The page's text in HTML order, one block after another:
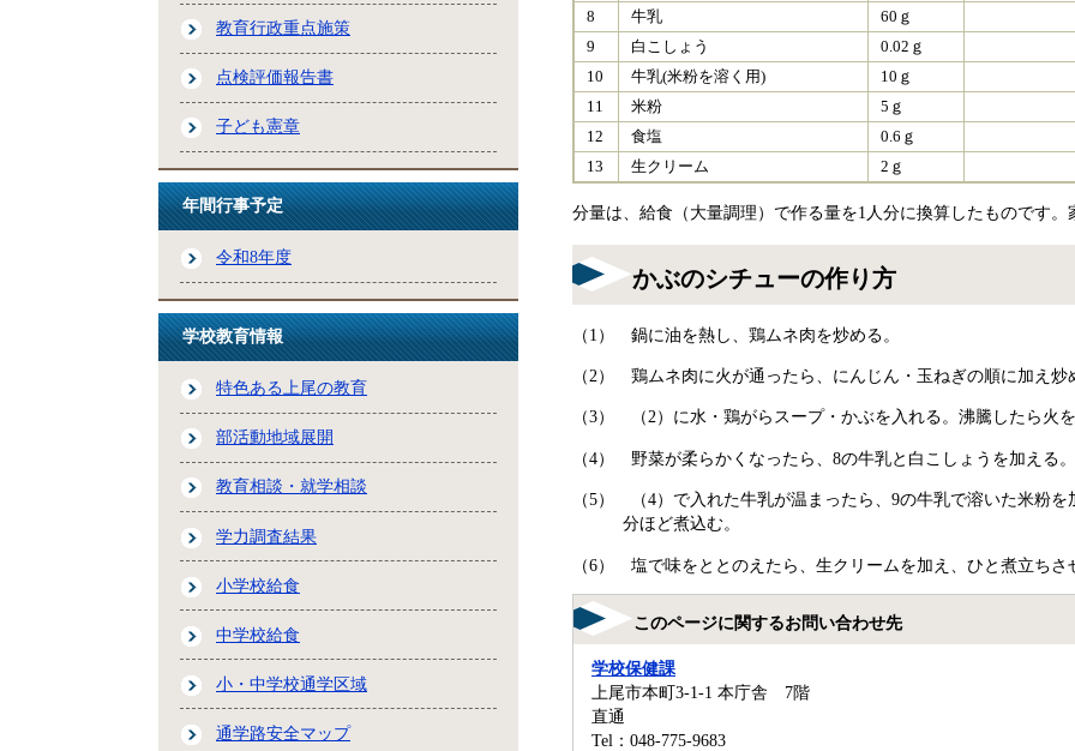
教育行政重点施策
点検評価報告書
子ども憲章
年間行事予定
令和8年度
学校教育情報
特色ある上尾の教育
部活動地域展開
教育相談・就学相談
学力調査結果
小学校給食
中学校給食
小・中学校通学区域
通学路安全マップ
8
牛乳
60ｇ
9
白こしょう
0.02ｇ
10
牛乳(米粉を溶く用)
10ｇ
11
米粉
5ｇ
12
食塩
0.6ｇ
13
生クリーム 2ｇ
分量は、給食（大量調理）で作る量を1人分に換算したものです。
かぶのシチューの作り方
（1） 鍋に油を熱し、鶏ムネ肉を炒める。
（2） 鶏ムネ肉に火が通ったら、にんじん・玉ねぎの順に加え炒
（3） （2）に水・鶏がらスープ・かぶを入れる。沸騰したら火を
（4） 野菜が柔らかくなったら、8の牛乳と白こしょうを加える。
（5） （4）で入れた牛乳が温まったら、9の牛乳で溶いた米粉を
分ほど煮込む。
（6） 塩で味をととのえたら、生クリームを加え、ひと煮立ちさ
このページに関するお問い合わせ先
学校保健課
上尾市本町3-1-1 本庁舎 7階
直通
Tel：048-775-9683